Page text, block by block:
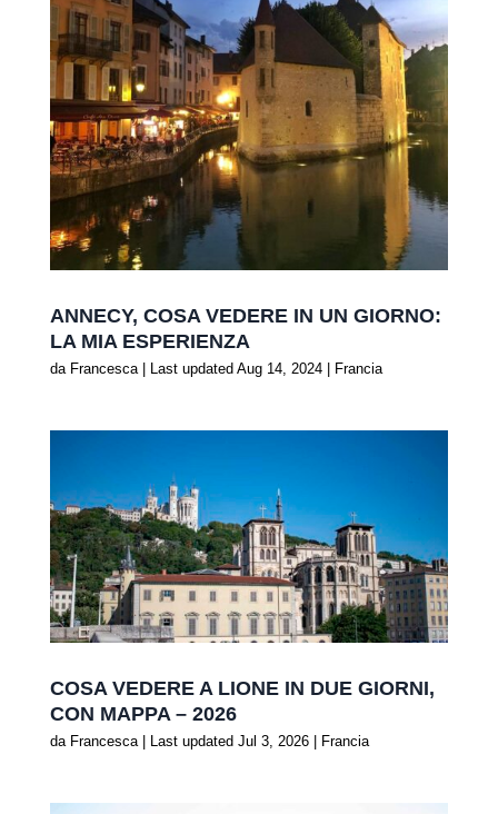
ANNECY, COSA VEDERE IN UN GIORNO:
LA MIA ESPERIENZA
da Francesca| Last updated Aug 14, 2024| Francia
COSA VEDERE A LIONE IN DUE GIORNI,
CON MAPPA – 2026
da Francesca| Last updated Jul 3, 2026| Francia